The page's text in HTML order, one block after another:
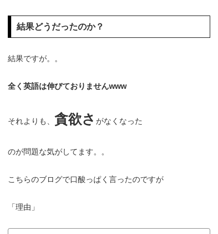
結果どうだったのか？
結果ですが。。
全く英語は伸びておりませんwww
それよりも、 貪欲さ がなくなった
のが問題な気がしてます。。
こちらのブログで口酸っぱく言ったのですが
「理由」